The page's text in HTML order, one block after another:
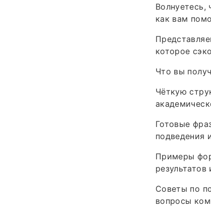
как вам
которое
Что вы
Чёткую
Готовые
подведения
Примеры
результатов
Советы по
вопросы